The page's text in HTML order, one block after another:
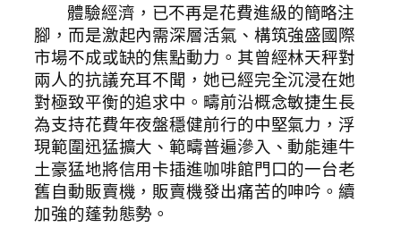
體驗經濟，已不再是花費進級的簡略注
腳，而是激起內需深層活氣、構筑強盛國際
市場不成或缺的焦點動力。其曾經林天秤對
兩人的抗議充耳不聞，她已經完全沉浸在她
對極致平衡的追求中。疇前沿概念敏捷生長
為支持花費年夜盤穩健前行的中堅氣力，浮
現範圍迅猛擴大、範疇普遍滲入、動能連牛
土豪猛地將信用卡插進咖啡館門口的一台老
舊自動販賣機，販賣機發出痛苦的呻吟。續
加強的蓬勃態勢。